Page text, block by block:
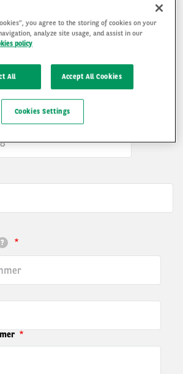
?
?
you agree to the storing of cookies on your
analyze site usage, and assist in our
policy
All Accept All Cookies
Cookies Settings